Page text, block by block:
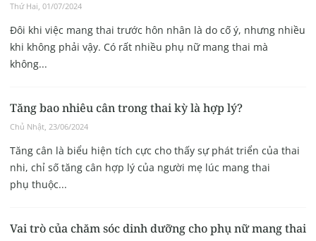
Thứ Hai, 01/07/2024
Đôi khi việc mang thai trước hôn nhân là do cố ý, nhưng nhiều
khi không phải vậy. Có rất nhiều phụ nữ mang thai mà
không...
Tăng bao nhiêu cân trong thai kỳ là hợp lý?
Chủ Nhật, 23/06/2024
Tăng cân là biểu hiện tích cực cho thấy sự phát triển của thai
nhi, chỉ số tăng cân hợp lý của người mẹ lúc mang thai
phụ thuộc...
Vai trò của chăm sóc dinh dưỡng cho phụ nữ mang thai